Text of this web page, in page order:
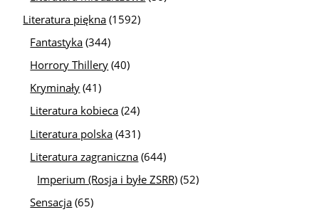
Literatura piękna (1592)
Fantastyka (344)
Horrory Thillery (40)
Kryminały (41)
Literatura kobieca (24)
Literatura polska (431)
Literatura zagraniczna (644)
Imperium (Rosja i byłe ZSRR) (52)
Sensacja (65)